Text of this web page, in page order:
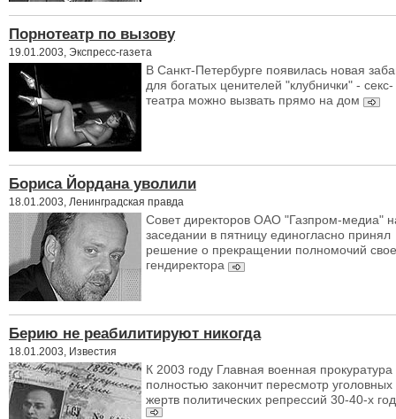
Порнотеатр по вызову
19.01.2003, Экспресс-газета
В Санкт-Петербурге появилась новая
для богатых ценителей "клубнички" - секс-
театра можно вызвать прямо на дом
Бориса Йордана уволили
18.01.2003, Ленинградская правда
Совет директоров ОАО "Газпром-медиа"
заседании в пятницу единогласно принял
решение о прекращении полномочий
гендиректора
Берию не реабилитируют никогда
18.01.2003, Известия
К 2003 году Главная военная прокуратура
полностью закончит пересмотр
жертв политических репрессий 30-40-х